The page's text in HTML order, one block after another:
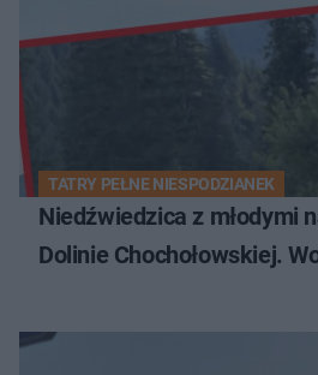
TATRY PEŁNE NIESPODZIANEK
Niedźwiedzica z młodymi
Dolinie Chochołowskiej.